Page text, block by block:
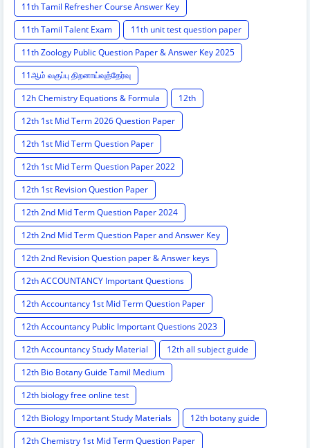
11th Tamil Refresher Course Answer Key
11th Tamil Talent Exam
11th unit test question paper
11th Zoology Public Question Paper & Answer Key 2025
11ஆம் வகுப்பு திறனாய்வுத்தேர்வு
12h Chemistry Equations & Formula
12th
12th 1st Mid Term 2026 Question Paper
12th 1st Mid Term Question Paper
12th 1st Mid Term Question Paper 2022
12th 1st Revision Question Paper
12th 2nd Mid Term Question Paper 2024
12th 2nd Mid Term Question Paper and Answer Key
12th 2nd Revision Question paper & Answer keys
12th ACCOUNTANCY Important Questions
12th Accountancy 1st Mid Term Question Paper
12th Accountancy Public Important Questions 2023
12th Accountancy Study Material
12th all subject guide
12th Bio Botany Guide Tamil Medium
12th biology free online test
12th Biology Important Study Materials
12th botany guide
12th Chemistry 1st Mid Term Question Paper